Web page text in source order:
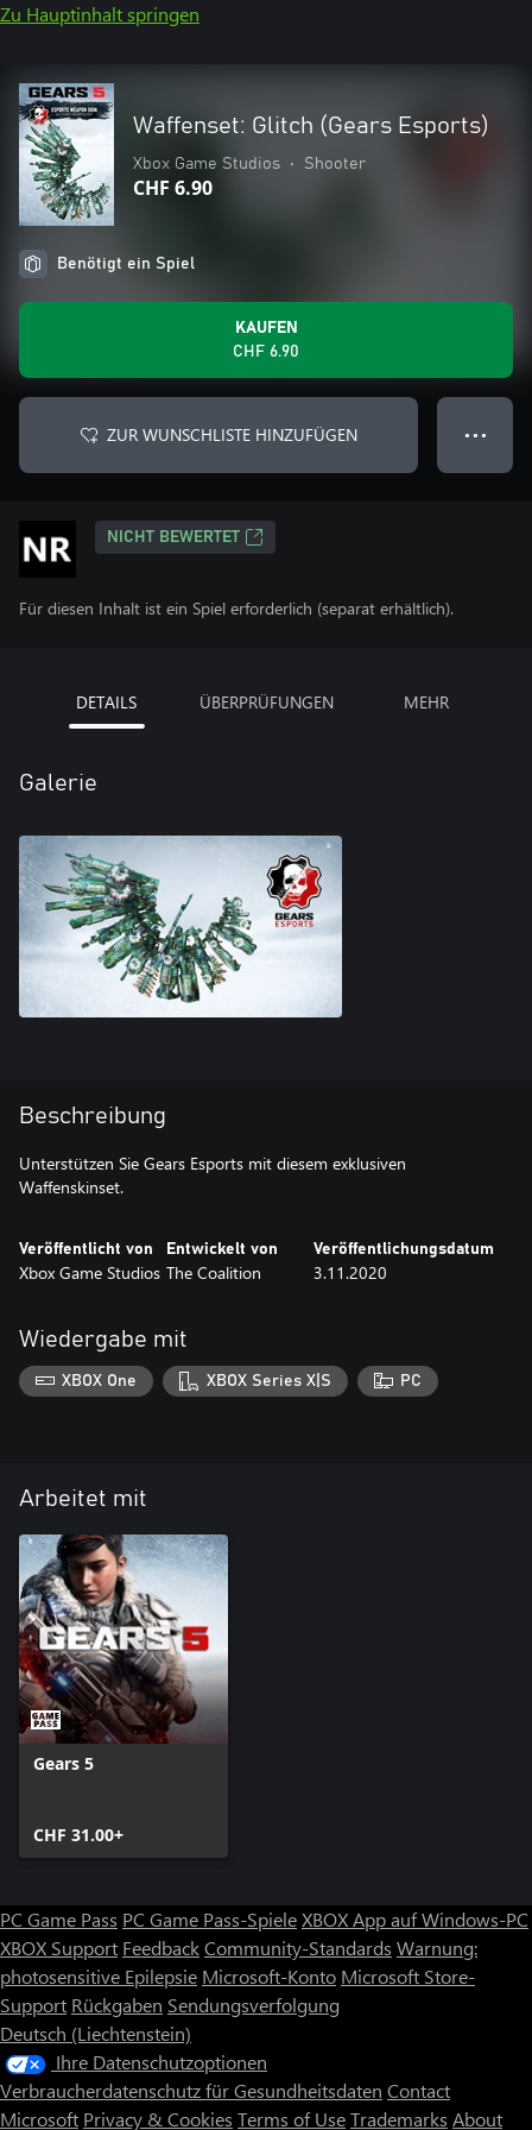
Zu Hauptinhalt springen
Waffenset: Glitch (Gears Esports)
Xbox Game Studios • Shooter
CHF 6.90
Benötigt ein Spiel
KAUFEN
CHF 6.90
ZUR WUNSCHLISTE HINZUFÜGEN ● ● ●
NICHT BEWERTET
Für diesen Inhalt ist ein Spiel erforderlich (separat erhältlich).
DETAILS ÜBERPRÜFUNGEN MEHR
Galerie
Beschreibung
Unterstützen Sie Gears Esports mit diesem exklusiven
Waffenskinset.
Veröffentlicht von
Xbox Game Studios
Entwickelt von
The Coalition
Veröffentlichungsdatum
3.11.2020
Wiedergabe mit
XBOX One XBOX Series X|S PC
Arbeitet mit
Gears 5
CHF 31.00+
PC Game Pass PC Game Pass-SpieleXBOX App auf Windows-PC
XBOX Support FeedbackCommunity-Standards Warnung:
photosensitive Epilepsie Microsoft-Konto Microsoft Store-
Support Rückgaben Sendungsverfolgung
Deutsch (Liechtenstein)
Ihre Datenschutzoptionen
Verbraucherdatenschutz für Gesundheitsdaten Contact
Microsoft Privacy & Cookies Terms of UseTrademarks About